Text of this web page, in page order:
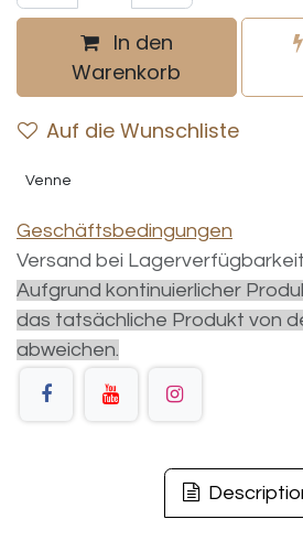
In den
Warenkorb
Auf die Wunschliste
Venne
Geschäftsbedingungen
Versand bei
Aufgrund kontinuierlicher
das tatsächliche Produkt von
abweichen.